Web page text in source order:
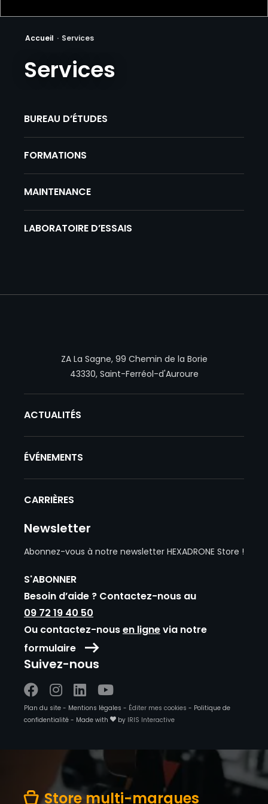
Accueil · Services
Services
BUREAU D’ÉTUDES
FORMATIONS
MAINTENANCE
LABORATOIRE D’ESSAIS
ZA La Sagne, 99 Chemin de la Borie
43330, Saint-Ferréol-d'Auroure
ACTUALITÉS
ÉVÉNEMENTS
CARRIÈRES
Newsletter
Abonnez-vous à notre newsletter HEXADRONE Store !
S'ABONNER
Besoin d’aide ? Contactez-nous au
09 72 19 40 50
Ou contactez-nousen lignevia notre
formulaire
Suivez-nous
Suivez-
nous
Facebook
Suivez-
nous
Instagram
Suivez-
nous
Linkedin
Suivez-
nous
Youtube
Plan du site - Mentions légales - Éditer mes cookies - Politique de
confidentialité - Made with by IRIS Interactive
Store multi-marques